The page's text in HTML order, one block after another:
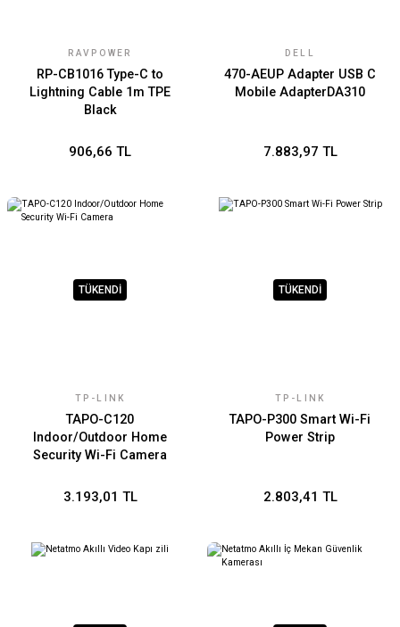
RAVPOWER
RP-CB1016 Type-C to
Lightning Cable 1m TPE
Black
906,66 TL
DELL
470-AEUP Adapter USB C
Mobile AdapterDA310
7.883,97 TL
TÜKENDİ
TP-LINK
TAPO-C120
Indoor/Outdoor Home
Security Wi-Fi Camera
3.193,01 TL
TÜKENDİ
TP-LINK
TAPO-P300 Smart Wi-Fi
Power Strip
2.803,41 TL